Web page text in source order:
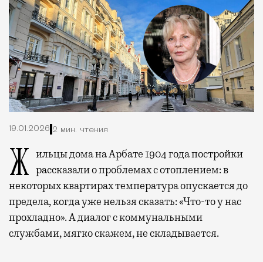
19.01.2026 2 мин. чтения
Жильцы дома на Арбате 1904 года постройки рассказали о проблемах с отоплением: в
некоторых квартирах температура опускается до
предела, когда уже нельзя сказать: «Что-то у нас
прохладно». А диалог с коммунальными
службами, мягко скажем, не складывается.